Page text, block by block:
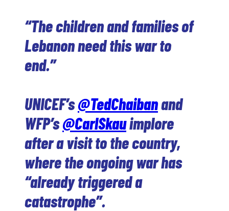
“The children and families of
Lebanon need this war to
end.”
UNICEF’s@TedChaibanand
WFP’s@CarlSkauimplore
after a visit to the country,
where the ongoing war has
“already triggered a
catastrophe”.